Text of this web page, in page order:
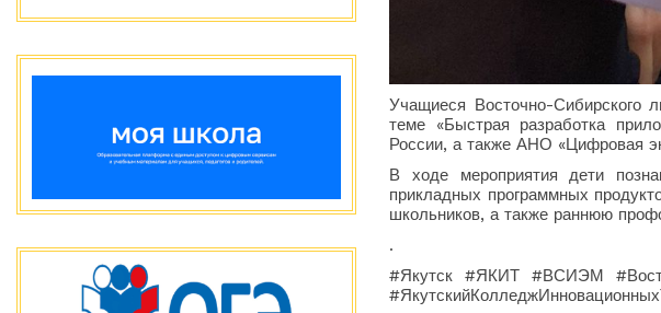
Учащиеся Восточно-Сибирского
теме «Быстрая разработка
России, а также АНО «Цифровая
В ходе мероприятия дети
прикладных программных
школьников, а также раннюю
.
#Якутск #ЯКИТ #ВСИЭМ